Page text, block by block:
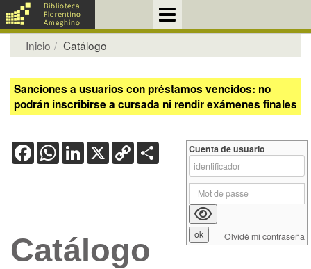
Inicio Catálogo
Sanciones a usuarios con préstamos vencidos: no
podrán inscribirse a cursada ni rendir exámenes finales
FacebookWhatsApp
LinkedIn
X Copy
Link
Catálogo
Cuenta de usuario
Olvidé mi contraseña